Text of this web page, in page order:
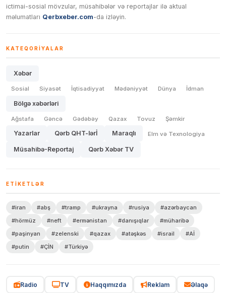
ictimai-sosial mövzular, müsahibələr və reportajlar ilə aktual
məlumatları Qerbxeber.com-da izləyin.
KATEQORIYALAR
Xəbər
Sosial Siyasət İqtisadiyyat Mədəniyyət Dünya İdman
Bölgə xəbərləri
Ağstafa Gəncə Gədəbəy Qazax Tovuz Şəmkir
Yazarlar Qərb QHT-lərİ Maraqlı Elm və Texnologiya
Müsahibə-Reportaj Qərb Xəbər TV
ETIKETLƏR
#iran #abş #tramp #ukrayna #rusiya
#azərbaycan
#hörmüz
#neft #ermənistan #danışıqlar
#müharibə
#paşinyan
#zelenski #qazax #atəşkəs #israil
#Aİ
#putin
#ÇİN #Türkiyə
Radio TV Haqqımızda Reklam Əlaqə